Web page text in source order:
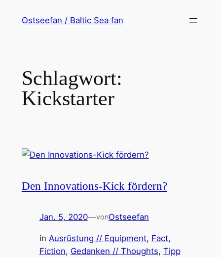
InhaltOstseefan / Baltic Sea fan
Schlagwort:
Kickstarter
Den Innovations-Kick fördern?
Jan. 5, 2020—vonOstseefan
in Ausrüstung // Equipment, Fact
Fiction, Gedanken // Thoughts, Tipp